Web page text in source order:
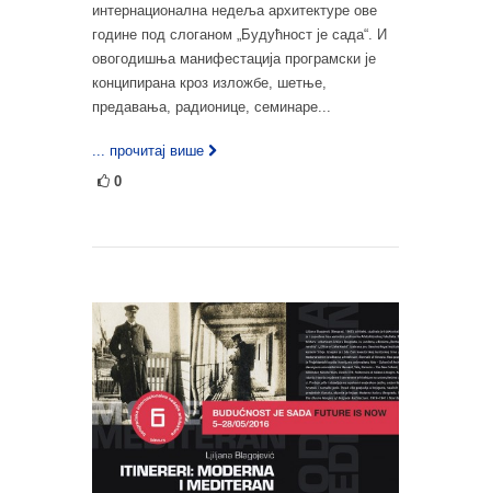
интернационална недеља архитектуре ове
године под слоганом „Будућност је сада“. И
овогодишња манифестација програмски је
конципирана кроз изложбе, шетње,
предавања, радионице, семинаре...
... прочитај више
0